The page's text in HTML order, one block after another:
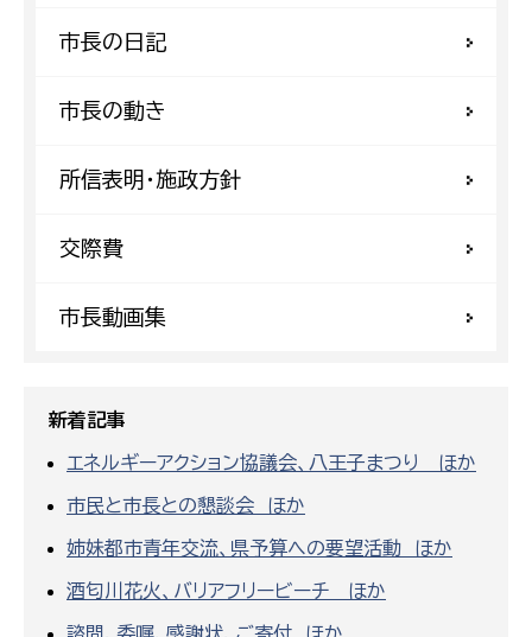
市長の日記
市長の動き
所信表明・施政方針
交際費
市長動画集
新着記事
エネルギーアクション協議会、八王子まつり ほか
市民と市長との懇談会 ほか
姉妹都市青年交流、県予算への要望活動 ほか
酒匂川花火、バリアフリービーチ ほか